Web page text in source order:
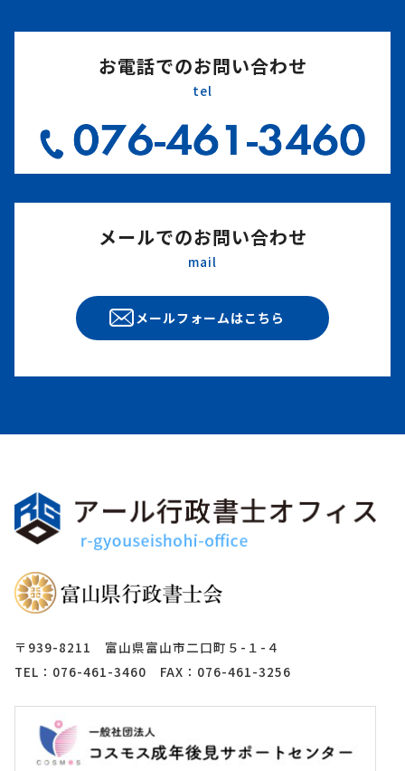
お電話でのお問い合わせ
tel
メールでのお問い合わせ
mail
メールフォームはこちら
〒939-8211 富山県富山市二口町５-１-４
TEL：076-461-3460 FAX：076-461-3256